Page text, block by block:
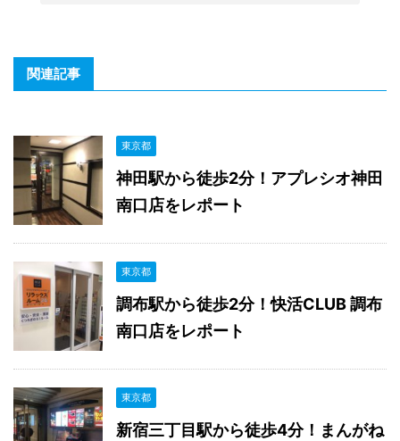
関連記事
東京都
神田駅から徒歩2分！アプレシオ神田
南口店をレポート
東京都
調布駅から徒歩2分！快活CLUB 調布
南口店をレポート
東京都
新宿三丁目駅から徒歩4分！まんがね